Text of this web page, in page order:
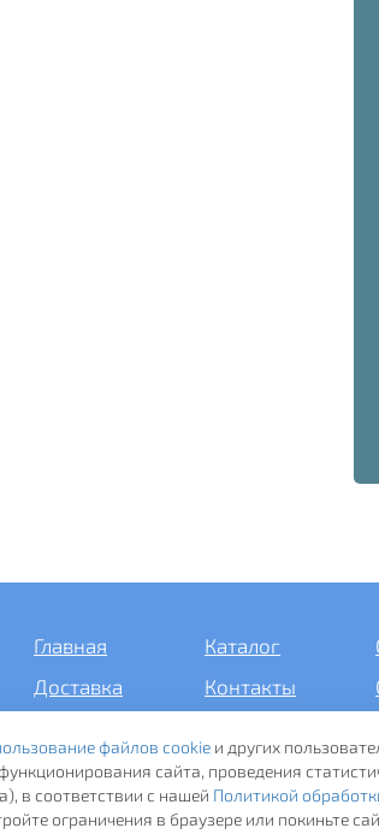
Главная Каталог
Доставка
Контакты
Статьи файлов cookieи других
сайта, проведения
в соответствии с нашей Политикой
ограничения в браузере или покиньте